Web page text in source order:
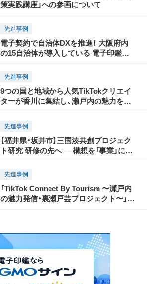
策実践講座」への参画について
先進事例
電子契約で自治体DXを推進！ 大阪府内
の15自治体が導入している 電子印鑑
先進事例
9つの国と地域から人気TikTokクリエイ
ターが香川に集結し、瀬戸内の魅力を
Connect By Tourism 〜瀬戸内の魅力発
信・裏瀬戸芸プロジェクト〜」開催レポー
ト（前編）
先進事例
【福井県・坂井市】三国湊共創プロジェク
ト研究 研修の先へ──構想を「事業」に変
先進事例
「TikTok Connect By Tourism 〜瀬戸内
の魅力発信・裏瀬戸芸プロジェクト〜」開